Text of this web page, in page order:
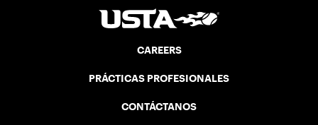
CAREERS
PRÁCTICAS PROFESIONALES
CONTÁCTANOS